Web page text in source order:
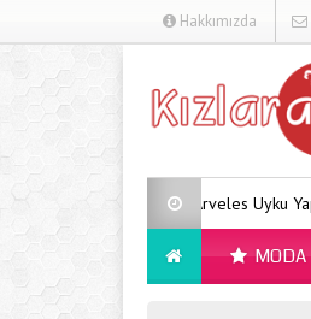
Hakkımızda
Arveles Uyku Yapar Mı?
MODA